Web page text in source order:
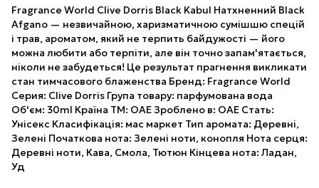
Fragrance World Clive Dorris Black Kabul Натхненний Black
Afgano — незвичайною, харизматичною сумішшю спецій
і трав, ароматом, який не терпить байдужості — його
можна любити або терпіти, але він точно запам'ятається,
ніколи не забудеться! Це результат прагнення викликати
стан тимчасового блаженства Бренд: Fragrance World
Серия: Clive Dorris Група товару: парфумована вода
Об'єм: 30ml Країна ТМ: ОАЕ Зроблено в: ОАЕ Стать:
Унісекс Класифікація: мас маркет Тип аромата: Деревні,
Зелені Початкова нота: Зелені ноти, конопля Нота серця:
Деревні ноти, Кава, Смола, Тютюн Кінцева нота: Ладан,
Уд